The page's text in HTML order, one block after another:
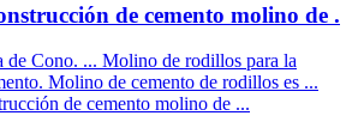
de cemento molino de .
de Cono. ... Molino de rodillos para la
Molino de cemento de rodillos es ...
de cemento molino de ...